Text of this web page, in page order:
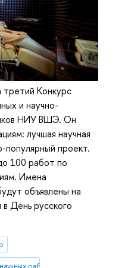
третий Конкурс
и научно-
НИУ ВШЭ. Он
лучшая научная
популярный проект.
100 работ по
Имена
объявлены на
День русского